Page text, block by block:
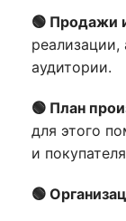
🟢 Продажи
аудитории.
🟢 План
для этого
и
🟢